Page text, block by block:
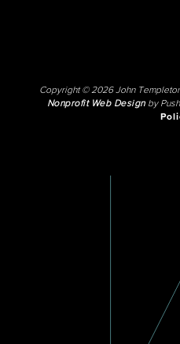
Copyright © 2026 John
Nonprofit Web Designby